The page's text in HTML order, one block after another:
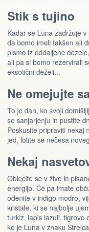
Stik s tujino
Kadar se Luna zadržuje
da bomo imeli takšen ali
pismo iz oddaljene
ali pa si bomo rezervirali
eksotični deželi...
Ne omejujte
To je dan, ko svoji
se sanjarjenju in pustite
Poskusite pripraviti nekaj
jed, lotite se nečesa
Nekaj
Oblecite se v žive in
energijo. Če pa imate
odenite v indigo modro,
kristale, ki se najbolje
turkiz, lapis lazuli, tigrovo
ko je Luna v znaku